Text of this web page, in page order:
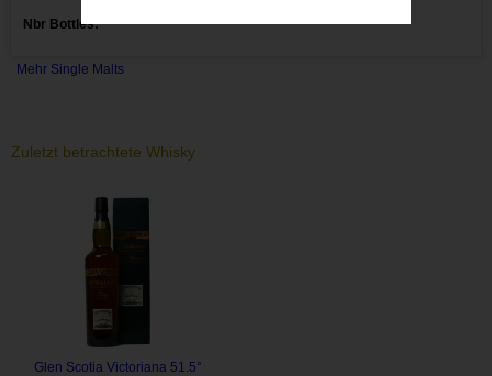
Nbr Bottles:
Mehr Single Malts
Zuletzt betrachtete Whisky
Glen Scotia Victoriana 51.5°